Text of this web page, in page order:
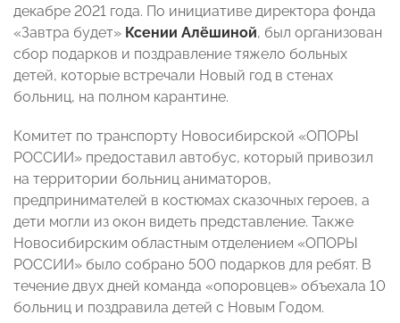
декабре 2021 года. По инициативе директора фонда
«Завтра будет» Ксении Алёшиной, был организован
сбор подарков и поздравление тяжело больных
детей, которые встречали Новый год в стенах
больниц, на полном карантине.
Комитет по транспорту Новосибирской «ОПОРЫ
РОССИИ» предоставил автобус, который привозил
на территории больниц аниматоров,
предпринимателей в костюмах сказочных героев, а
дети могли из окон видеть представление. Также
Новосибирским областным отделением «ОПОРЫ
РОССИИ» было собрано 500 подарков для ребят. В
течение двух дней команда «опоровцев» объехала 10
больниц и поздравила детей с Новым Годом.